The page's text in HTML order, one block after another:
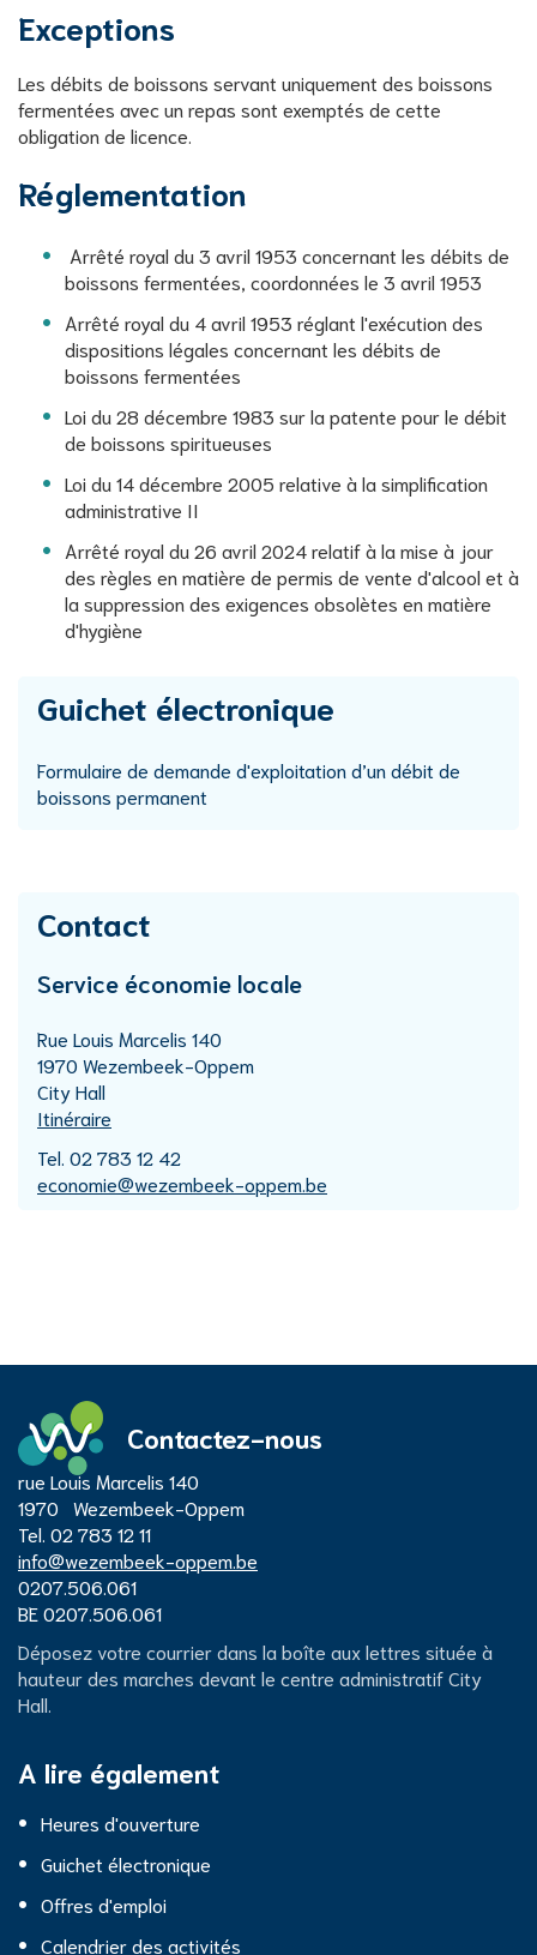
Exceptions
Les débits de boissons servant uniquement des boissons
fermentées avec un repas sont exemptés de cette
obligation de licence.
Réglementation
Arrêté royal du 3 avril 1953 concernant les débits de
boissons fermentées, coordonnées le 3 avril 1953
Arrêté royal du 4 avril 1953 réglant l'exécution des
dispositions légales concernant les débits de
boissons fermentées
Loi du 28 décembre 1983 sur la patente pour le débit
de boissons spiritueuses
Loi du 14 décembre 2005 relative à la simplification
administrative II
Arrêté royal du 26 avril 2024 relatif à la mise à jour
des règles en matière de permis de vente d'alcool et à
la suppression des exigences obsolètes en matière
d'hygiène
Guichet électronique
Formulaire de demande d'exploitation d’un débit de
boissons permanent
Contact
Service économie locale
Adresse
Rue Louis Marcelis 140
,1970 Wezembeek-Oppem
City Hall
Itinéraire
Tél. 02 783 12 42
E-
economie@wezembeek-oppem.be
Contactez-nous
Centre
administratif
City
Hall
Adresse
rue Louis Marcelis 140
1970
Wezembeek-Oppem
Tél. 02 783 12 11
E-
mail
info@wezembeek-oppem.be
Numéro
d'entreprise
0207.506.061
Numéro
TVA
BE 0207.506.061
Déposez votre courrier dans la boîte aux lettres située à
hauteur des marches devant le centre administratif City
Hall.
A lire également
Heures d'ouverture
Guichet électronique
Offres d'emploi
Calendrier des activités